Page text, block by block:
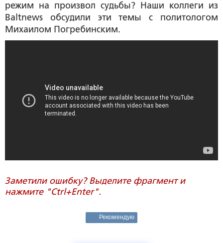
режим на произвол судьбы? Наши коллеги из
Baltnews обсудили эти темы с политологом
Михаилом Погребинским.
Заметили ошибку? Выделите фрагмент и
нажмите "Ctrl+Enter".
Рекомендую